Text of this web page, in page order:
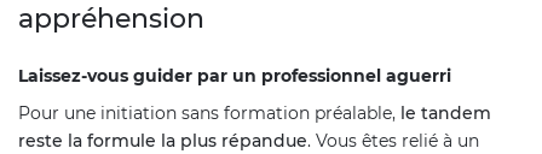
appréhension
Laissez-vous guider par un professionnel aguerri
Pour une initiation sans formation préalable, le tandem
reste la formule la plus répandue. Vous êtes relié à un